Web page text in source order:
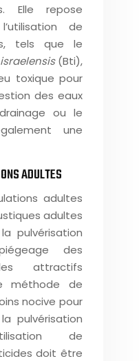
Elle repose
de
tels que le
(Bti),
toxique pour
des eaux
ou le
une
ADULTES
adultes
adultes
pulvérisation
des
attractifs
méthode de
nocive pour
pulvérisation
de
doit être